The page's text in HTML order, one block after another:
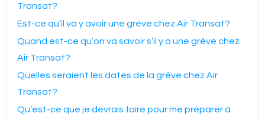
Transat?
Est-ce qu’il va y avoir une grève chez Air Transat?
Quand est-ce qu’on va savoir s’il y a une grève chez
Air Transat?
Quelles seraient les dates de la grève chez Air
Transat?
Qu’est-ce que je devrais faire pour me préparer à